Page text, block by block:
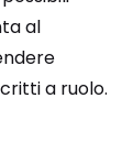
al
a ruolo.